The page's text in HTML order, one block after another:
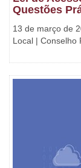
Questões
13 de março de
Local | Conselho